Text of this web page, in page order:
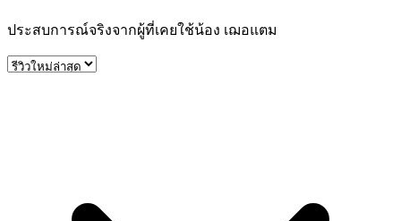
ประสบการณ์จริงจากผู้ที่เคยใช้น้อง เฌอแตม